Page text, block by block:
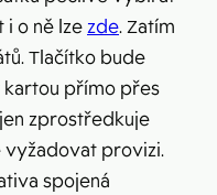
i o ně lzezde. Zatím
Tlačítko bude
kartou přímo přes
zprostředkuje
vyžadovat provizi.
spojená